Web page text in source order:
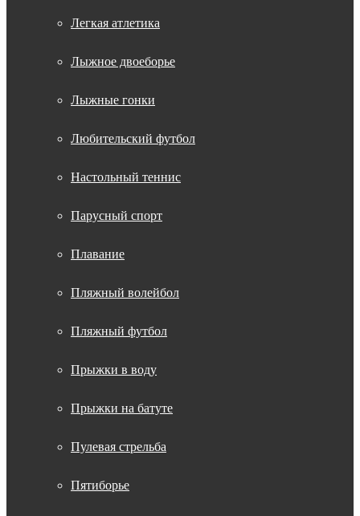
Легкая атлетика
Лыжное двоеборье
Лыжные гонки
Любительский футбол
Настольный теннис
Парусный спорт
Плавание
Пляжный волейбол
Пляжный футбол
Прыжки в воду
Прыжки на батуте
Пулевая стрельба
Пятиборье